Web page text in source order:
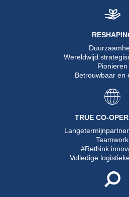
Wereldwijd
Pionieren
Betrouwbaar en
TRUE CO-
Teamwork
#Rethink
Volledige